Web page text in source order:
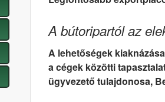
A bútoripartól az
A lehetőségek
a cégek közötti
ügyvezető tulajdonosa,